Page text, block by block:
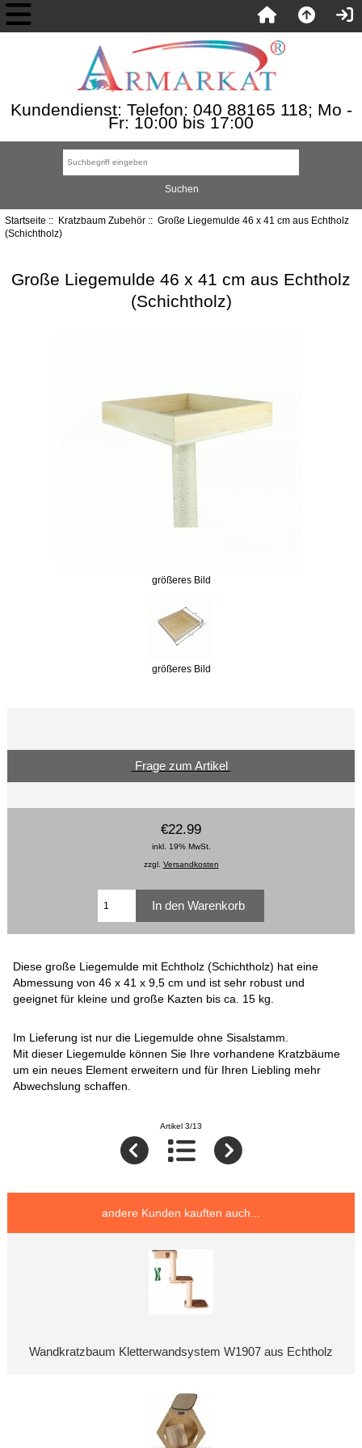
Kundendienst: Telefon: 040 88165 118; Mo -
Fr: 10:00 bis 17:00
Startseite :: Kratzbaum Zubehör:: Große Liegemulde 46 x 41 cm aus Echtholz
(Schichtholz)
Große Liegemulde 46 x 41 cm aus Echtholz
(Schichtholz)
größeres Bild
größeres Bild
Frage zum Artikel
€22.99
inkl. 19% MwSt.
zzgl. Versandkosten
Diese große Liegemulde mit Echtholz (Schichtholz) hat eine
Abmessung von 46 x 41 x 9,5 cm und ist sehr robust und
geeignet für kleine und große Kazten bis ca. 15 kg.
Im Lieferung ist nur die Liegemulde ohne Sisalstamm.
Mit dieser Liegemulde können Sie Ihre vorhandene Kratzbäume
um ein neues Element erweitern und für Ihren Liebling mehr
Abwechslung schaffen.
Artikel 3/13
andere Kunden kauften auch...
Wandkratzbaum Kletterwandsystem W1907 aus Echtholz